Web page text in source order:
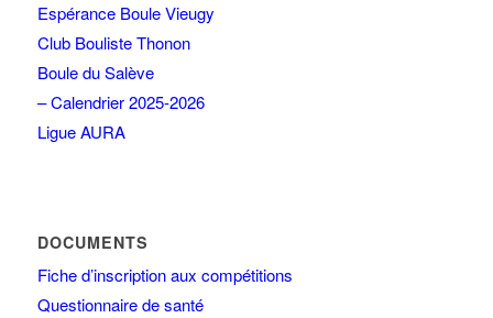
Espérance Boule Vieugy
Club Bouliste Thonon
Boule du Salève
– Calendrier 2025-2026
Ligue AURA
DOCUMENTS
Fiche d’inscription aux compétitions
Questionnaire de santé